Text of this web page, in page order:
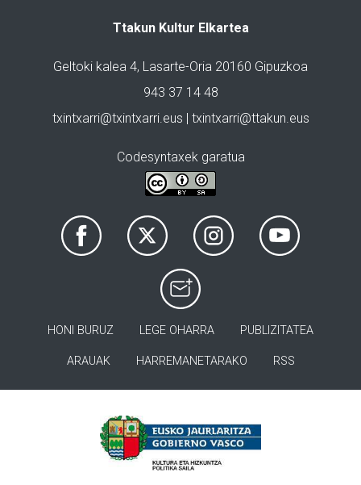
Ttakun Kultur Elkartea
Geltoki kalea 4, Lasarte-Oria 20160 Gipuzkoa
943 37 14 48
txintxarri@txintxarri.eus | txintxarri@ttakun.eus
Codesyntaxek garatua
HONI BURUZ LEGE OHARRA PUBLIZITATEA
ARAUAK HARREMANETARAKO RSS